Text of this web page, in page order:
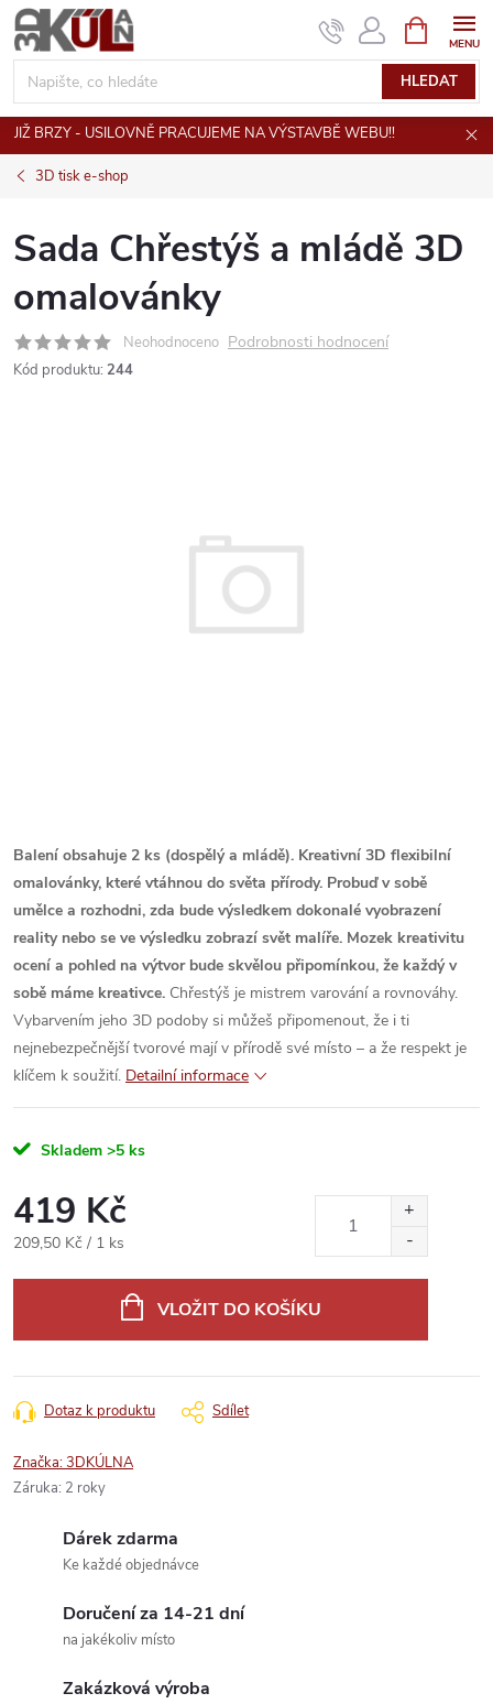
Přejít
na
obsah
HLEDAT
NÁKUPNÍ
KOŠÍK
JIŽ BRZY - USILOVNĚ PRACUJEME NA VÝSTAVBĚ WEBU!!
3D tisk e-shop
Sada Chřestýš a mládě 3D
omalovánky
Neohodnoceno Podrobnosti hodnocení
Kód produktu: 244
Balení obsahuje 2 ks (dospělý a mládě). Kreativní 3D flexibilní
omalovánky, které vtáhnou do světa přírody. Probuď v sobě
umělce a rozhodni, zda bude výsledkem dokonalé vyobrazení
reality nebo se ve výsledku zobrazí svět malíře. Mozek kreativitu
ocení a pohled na výtvor bude skvělou připomínkou, že každý v
sobě máme kreativce. Chřestýš je mistrem varování a rovnováhy.
Vybarvením jeho 3D podoby si můžeš připomenout, že i ti
nejnebezpečnější tvorové mají v přírodě své místo – a že respekt je
klíčem k soužití. Detailní informace
Skladem >5 ks
419 Kč
Měrná
209,50 Kč / 1 ks
VLOŽIT DO KOŠÍKU
Dotaz k produktu Sdílet
Značka:3DKÚLNA
Záruka: 2 roky
Dárek zdarma
Ke každé objednávce
Doručení za 14-21 dní
na jakékoliv místo
Zakázková výroba